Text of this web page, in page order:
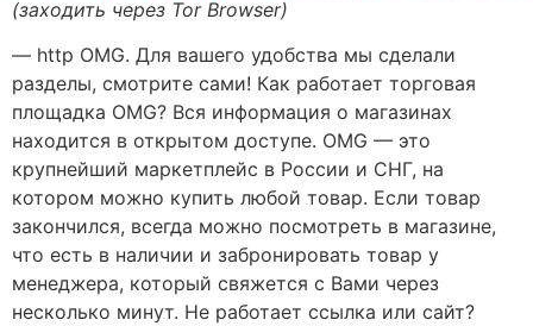
(заходить через Tor Browser)
— http OMG. Для вашего удобства мы сделали
разделы, смотрите сами! Как работает торговая
площадка OMG? Вся информация о магазинах
находится в открытом доступе. OMG — это
крупнейший маркетплейс в России и СНГ, на
котором можно купить любой товар. Если товар
закончился, всегда можно посмотреть в магазине,
что есть в наличии и забронировать товар у
менеджера, который свяжется с Вами через
несколько минут. Не работает ссылка или сайт?